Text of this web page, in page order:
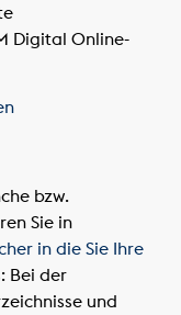
Digital Online-
bzw.
Sie in
in die Sie Ihre
Bei der
und